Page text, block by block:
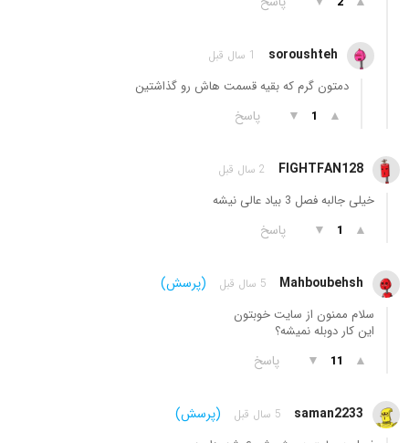
soroushteh 1 سال قبل
دمتون گرم که بقیه قسمت هاش رو گذاشتین
▲
1
▼ پاسخ
FIGHTFAN128 2 سال قبل
خیلی جالبه فصل 3 بیاد عالی نیشه
▲
1
▼ پاسخ
Mahboubehsh 5 سال قبل (پرسش)
سلام ممنون از سایت خوبتون
این کار دوبله نمیشه؟
▲
11
▼ پاسخ
saman2233 5 سال قبل (پرسش)